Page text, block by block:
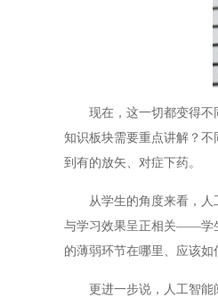
现在，这一切都变得不同
知识板块需要重点讲解？
到有的放矢、对症下药。
从学生的角度来看，人工
与学习效果呈正相关——学
的薄弱环节在哪里、应该如
更进一步说，人工智能阅